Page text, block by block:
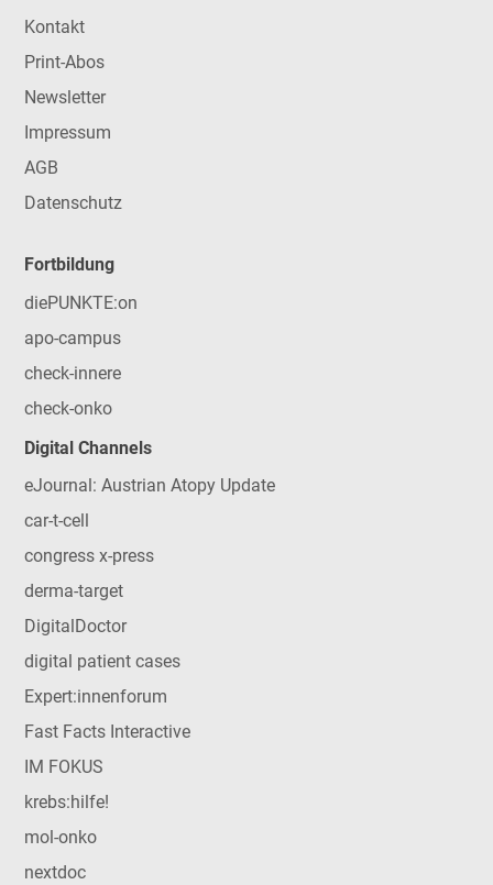
Kontakt
Print-Abos
Newsletter
Impressum
AGB
Datenschutz
Fortbildung
diePUNKTE:on
apo-campus
check-innere
check-onko
Digital Channels
eJournal: Austrian Atopy Update
car-t-cell
congress x-press
derma-target
DigitalDoctor
digital patient cases
Expert:innenforum
Fast Facts Interactive
IM FOKUS
krebs:hilfe!
mol-onko
nextdoc